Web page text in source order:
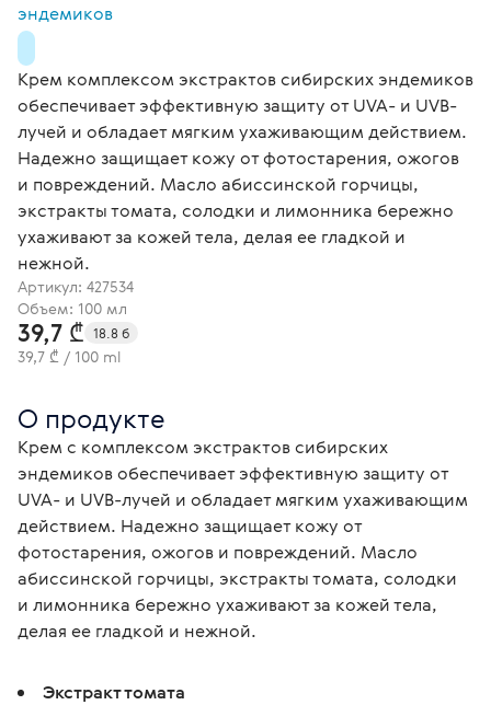
эндемиков
Крем комплексом экстрактов сибирских эндемиков
обеспечивает эффективную защиту от UVA- и UVB-
лучей и обладает мягким ухаживающим действием.
Надежно защищает кожу от фотостарения, ожогов
и повреждений. Масло абиссинской горчицы,
экстракты томата, солодки и лимонника бережно
ухаживают за кожей тела, делая ее гладкой и
нежной.
Артикул: 427534
Объем: 100 мл
39,7 ₾ 18.8 б
39,7 ₾ / 100 ml
О продукте
Крем с комплексом экстрактов сибирских
эндемиков обеспечивает эффективную защиту от
UVA- и UVB-лучей и обладает мягким ухаживающим
действием. Надежно защищает кожу от
фотостарения, ожогов и повреждений. Масло
абиссинской горчицы, экстракты томата, солодки
и лимонника бережно ухаживают за кожей тела,
делая ее гладкой и нежной.
Экстракт томата